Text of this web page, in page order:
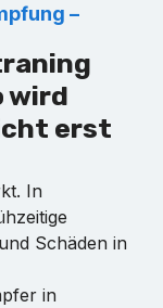
–
wird
erst
In
Schäden in
in